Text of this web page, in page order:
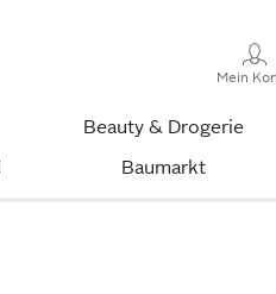
Mein
Beauty & Drogerie
Baumarkt